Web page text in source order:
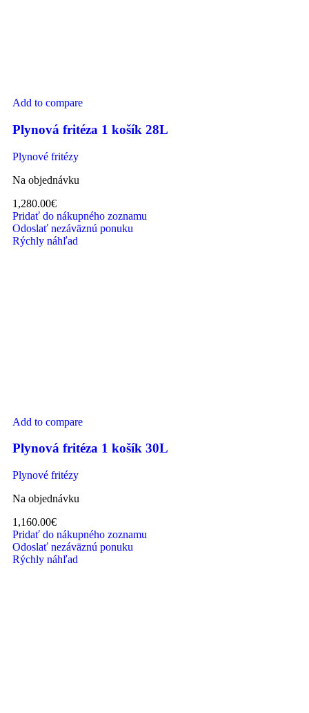
Add to compare
Plynová fritéza 1 košík 28L
Plynové fritézy
Na objednávku
1,280.00€
Pridať do nákupného zoznamu
Odoslať nezáväznú ponuku
Rýchly náhľad
Add to compare
Plynová fritéza 1 košík 30L
Plynové fritézy
Na objednávku
1,160.00€
Pridať do nákupného zoznamu
Odoslať nezáväznú ponuku
Rýchly náhľad